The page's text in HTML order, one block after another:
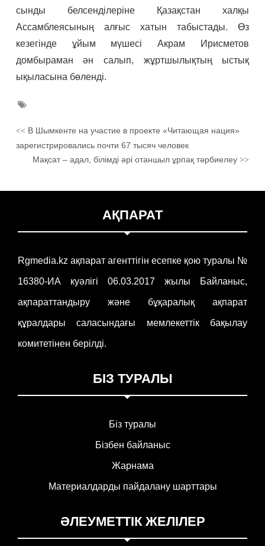
сынды белсенділеріне Қазақстан халқы
Ассамблеясының алғыс хатын табыстады. Өз
кезегінде ұйым мүшесі Акрам Ирисметов
домбыраман ән салып, жұртшылықтың ыстық
ықыласына бөленді.
<<В Шымкенте на участие в проекте «Читающая нация»
зарегистрировались почти 67 тысяч человек
Мақсат – адал, білімді әрі отаншыл ұрпақ тәрбиелеу>>
АҚПАРАТ
Rgmedia.kz ақпарат агенттігін есепке қою туралы №
16380-ИА куәлігі 06.03.2017 жылы Байланыс,
ақпараттандыру және бұқаралық ақпарат
құралдары саласындағы мемлекеттік бақылау
комитетінен берілді.
БІЗ ТУРАЛЫ
Біз туралы
Бізбен байланыс
Жарнама
Материалдарды пайдалану шарттары
ӘЛЕУМЕТТІК ЖЕЛІЛЕР